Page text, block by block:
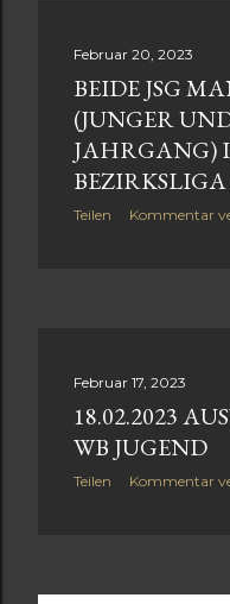
Februar 20, 2023
BEIDE JSG
(JUNGER
JAHRGANG)
Teilen Kommentar
Februar 17, 2023
18.02.2023
WB JUGEND
Teilen Kommentar